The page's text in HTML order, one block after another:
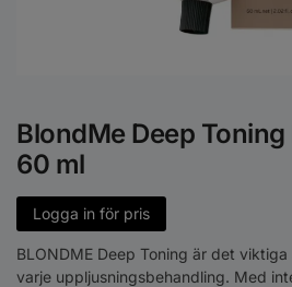
BlondMe Deep Toning
60 ml
Logga in för pris
BLONDME Deep Toning är det
varje uppljusningsbehandling. Med